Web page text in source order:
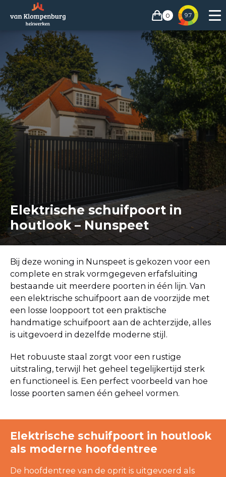
0 9.7
Elektrische schuifpoort in
houtlook – Nunspeet
Bij deze woning in Nunspeet is gekozen voor een
complete en strak vormgegeven erfafsluiting
bestaande uit meerdere poorten in één lijn. Van
een elektrische schuifpoort aan de voorzijde met
een losse looppoort tot een praktische
handmatige schuifpoort aan de achterzijde, alles
is uitgevoerd in dezelfde moderne stijl.
Het robuuste staal zorgt voor een rustige
uitstraling, terwijl het geheel tegelijkertijd sterk
en functioneel is. Een perfect voorbeeld van hoe
losse poorten samen één geheel vormen.
Elektrische schuifpoort in houtlook
als moderne hoofdentree
De hoofdentree van de oprit is uitgevoerd als